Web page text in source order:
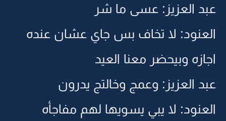
عبد العزيز: عسى ما شر
العنود: لا تخاف بس جاي عشان عنده
اجازه وبيحضر معنا العيد
عبد العزيز: وعمج وخالتج يدرون
العنود: لا يبي يسويها لهم مفاجأه